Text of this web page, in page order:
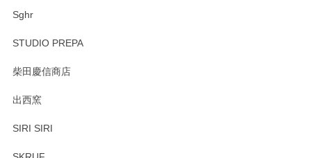
Sghr
STUDIO PREPA
柴田慶信商店
出西窯
SIRI SIRI